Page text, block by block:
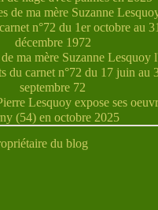
de ma mère Suzanne
n°72 du 1er octobre au
décembre 1972
ma mère Suzanne Lesquoy
du carnet n°72 du 17 juin au
septembre 72
Lesquoy expose ses
(54) en octobre 2025
du blog